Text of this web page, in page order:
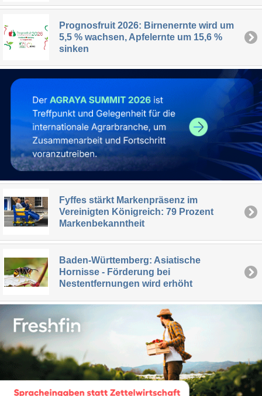
Prognosfruit 2026: Birnenernte wird um
5,5 % wachsen, Apfelernte um 15,6 %
sinken
Fyffes stärkt Markenpräsenz im
Vereinigten Königreich: 79 Prozent
Markenbekanntheit
Baden-Württemberg: Asiatische
Hornisse - Förderung bei
Nestentfernungen wird erhöht